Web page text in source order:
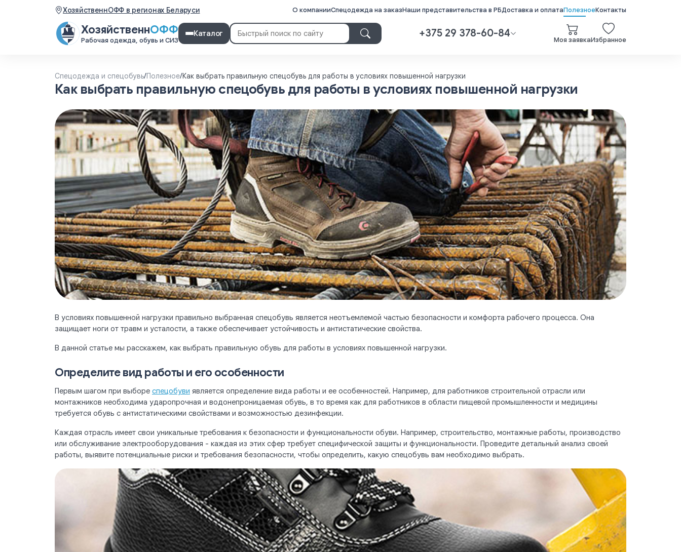
ХозяйственнОФФ в регионах Беларуси О компанииСпецодежда на заказНаши представительства в РБДоставка и оплатаПолезноеКонтакты
ХозяйственнОФФ
Рабочая одежда, обувь и СИЗ
Каталог +375 29 378-60-84
Моя заявкаИзбранное
Как выбрать правильную спецобувь для работы в условиях повышенной нагрузки
Спецодежда и спецобувь/Полезное/Как выбрать правильную спецобувь для работы в условиях повышенной нагрузки
В условиях повышенной нагрузки правильно выбранная спецобувь является неотъемлемой частью безопасности и комфорта рабочего процесса. Она
защищает ноги от травм и усталости, а также обеспечивает устойчивость и антистатические свойства.
В данной статье мы расскажем, как выбрать правильную обувь для работы в условиях повышенной нагрузки.
Определите вид работы и его особенности
Первым шагом при выборе спецобуви является определение вида работы и ее особенностей. Например, для работников строительной отрасли или
монтажников необходима ударопрочная и водонепроницаемая обувь, в то время как для работников в области пищевой промышленности и медицины
требуется обувь с антистатическими свойствами и возможностью дезинфекции.
Каждая отрасль имеет свои уникальные требования к безопасности и функциональности обуви. Например, строительство, монтажные работы, производство
или обслуживание электрооборудования - каждая из этих сфер требует специфической защиты и функциональности. Проведите детальный анализ своей
работы, выявите потенциальные риски и требования безопасности, чтобы определить, какую спецобувь вам необходимо выбрать.